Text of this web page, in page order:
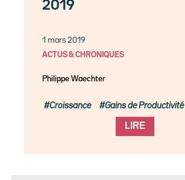
2019
1 mars 2019
ACTUS & CHRONIQUES
Philippe Waechter
LIRE
Croissance Gains de Productivité